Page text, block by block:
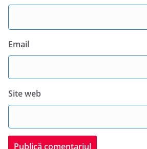
Email
Site web